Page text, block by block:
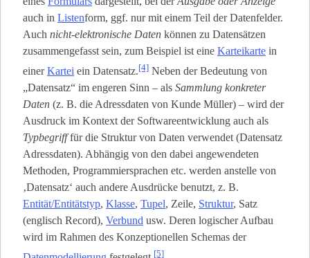
auch in Listen­form, ggf. nur mit einem Teil der Datenfelder.
Auch nicht-elektronische Daten können zu Datensätzen
zusammengefasst sein, zum Beispiel ist eine Karteikarte in
einerKartei ein Datensatz.[4] Neben der Bedeutung von
„Datensatz“ im engeren Sinn – als Sammlung konkreter
Daten (z. B. die Adressdaten von Kunde Müller) – wird der
Ausdruck im Kontext der Softwareentwicklung auch als
Typbegrifffür die Struktur von Daten verwendet (Datensatz
Adressdaten). Abhängig von den dabei angewendeten
Methoden, Programmiersprachen etc. werden anstelle von
‚Datensatz‘ auch andere Ausdrücke benutzt, z. B.
Entität/Entitätstyp, Klasse, Tupel, Zeile, Struktur, Satz
(englisch Record), Verbund usw. Deren logischer Aufbau
wird im Rahmen des Konzeptionellen Schemas der
[5]